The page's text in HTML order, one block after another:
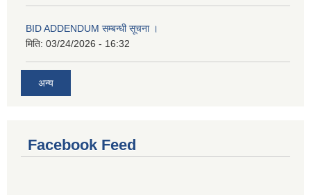
BID ADDENDUM सम्बन्धी सूचना ।
मिति: 03/24/2026 - 16:32
अन्य
Facebook Feed